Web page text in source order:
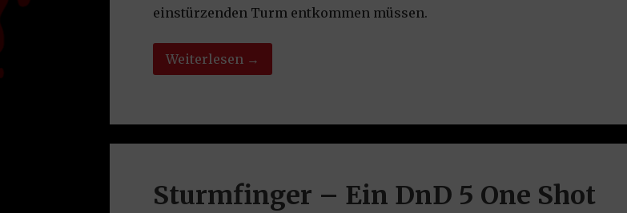
einstürzenden Turm entkommen müssen.
Weiterlesen →
Sturmfinger – Ein DnD 5 One Shot